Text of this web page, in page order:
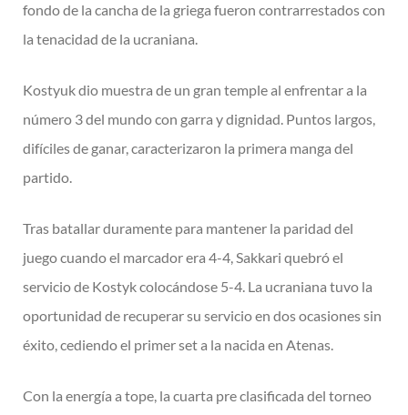
fondo de la cancha de la griega fueron contrarrestados con
la tenacidad de la ucraniana.
Kostyuk dio muestra de un gran temple al enfrentar a la
número 3 del mundo con garra y dignidad. Puntos largos,
difíciles de ganar, caracterizaron la primera manga del
partido.
Tras batallar duramente para mantener la paridad del
juego cuando el marcadorera 4-4, Sakkari quebró el
servicio de Kostyk colocándose 5-4. La ucraniana tuvo la
oportunidad de recuperar su servicio en dos ocasiones sin
éxito, cediendo el primer set a la nacida en Atenas.
Con la energía a tope, la cuarta pre clasificada del torneo